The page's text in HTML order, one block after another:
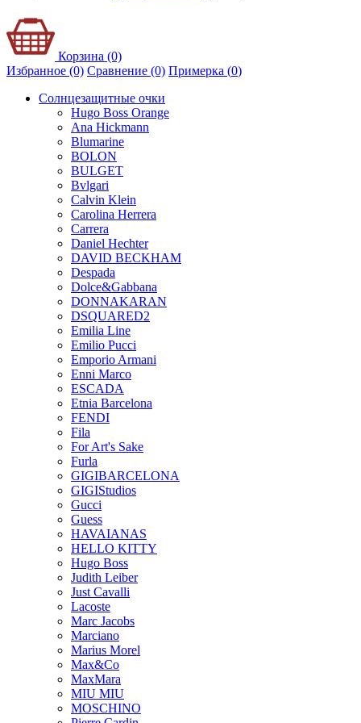
Корзина (0)
Избранное (0) Сравнение (0) Примерка (0)
Солнцезащитные очки
Hugo Boss Orange
Ana Hickmann
Blumarine
BOLON
BULGET
Bvlgari
Calvin Klein
Carolina Herrera
Carrera
Daniel Hechter
DAVID BECKHAM
Despada
Dolce&Gabbana
DONNAKARAN
DSQUARED2
Emilia Line
Emilio Pucci
Emporio Armani
Enni Marco
ESCADA
Etnia Barcelona
FENDI
Fila
For Art's Sake
Furla
GIGIBARCELONA
GIGIStudios
Gucci
Guess
HAVAIANAS
HELLO KITTY
Hugo Boss
Judith Leiber
Just Cavalli
Lacoste
Marc Jacobs
Marciano
Marius Morel
Max&Co
MaxMara
MIU MIU
MOSCHINO